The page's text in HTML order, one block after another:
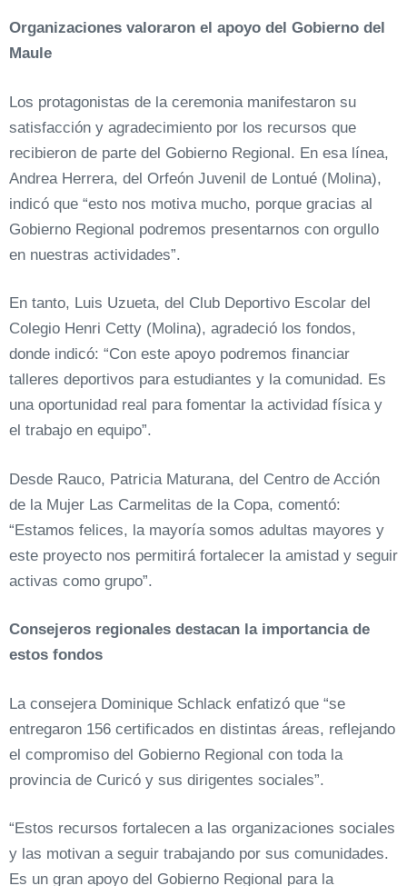
Organizaciones valoraron el apoyo del Gobierno del
Maule
Los protagonistas de la ceremonia manifestaron su
satisfacción y agradecimiento por los recursos que
recibieron de parte del Gobierno Regional. En esa línea,
Andrea Herrera, del Orfeón Juvenil de Lontué (Molina),
indicó que “esto nos motiva mucho, porque gracias al
Gobierno Regional podremos presentarnos con orgullo
en nuestras actividades”.
En tanto, Luis Uzueta, del Club Deportivo Escolar del
Colegio Henri Cetty (Molina), agradeció los fondos,
donde indicó: “Con este apoyo podremos financiar
talleres deportivos para estudiantes y la comunidad. Es
una oportunidad real para fomentar la actividad física y
el trabajo en equipo”.
Desde Rauco, Patricia Maturana, del Centro de Acción
de la Mujer Las Carmelitas de la Copa, comentó:
“Estamos felices, la mayoría somos adultas mayores y
este proyecto nos permitirá fortalecer la amistad y seguir
activas como grupo”.
Consejeros regionales destacan la importancia de
estos fondos
La consejera Dominique Schlack enfatizó que “se
entregaron 156 certificados en distintas áreas, reflejando
el compromiso del Gobierno Regional con toda la
provincia de Curicó y sus dirigentes sociales”.
“Estos recursos fortalecen a las organizaciones sociales
y las motivan a seguir trabajando por sus comunidades.
Es un gran apoyo del Gobierno Regional para la